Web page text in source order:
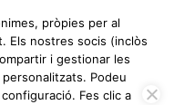
pròpies per al
Els nostres socis (inclòs
i gestionar les
Podeu
Fes clic a